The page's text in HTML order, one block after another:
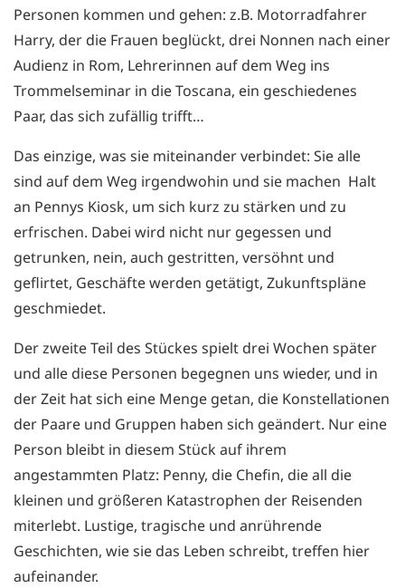
Personen kommen und gehen: z.B. Motorradfahrer
Harry, der die Frauen beglückt, drei Nonnen nach einer
Audienz in Rom, Lehrerinnen auf dem Weg ins
Trommelseminar in die Toscana, ein geschiedenes
Paar, das sich zufällig trifft…
Das einzige, was sie miteinander verbindet: Sie alle
sind auf dem Weg irgendwohin und sie machen Halt
an Pennys Kiosk, um sich kurz zu stärken und zu
erfrischen. Dabei wird nicht nur gegessen und
getrunken, nein, auch gestritten, versöhnt und
geflirtet, Geschäfte werden getätigt, Zukunftspläne
geschmiedet.
Der zweite Teil des Stückes spielt drei Wochen später
und alle diese Personen begegnen uns wieder, und in
der Zeit hat sich eine Menge getan, die Konstellationen
der Paare und Gruppen haben sich geändert. Nur eine
Person bleibt in diesem Stück auf ihrem
angestammten Platz: Penny, die Chefin, die all die
kleinen und größeren Katastrophen der Reisenden
miterlebt. Lustige, tragische und anrührende
Geschichten, wie sie das Leben schreibt, treffen hier
aufeinander.